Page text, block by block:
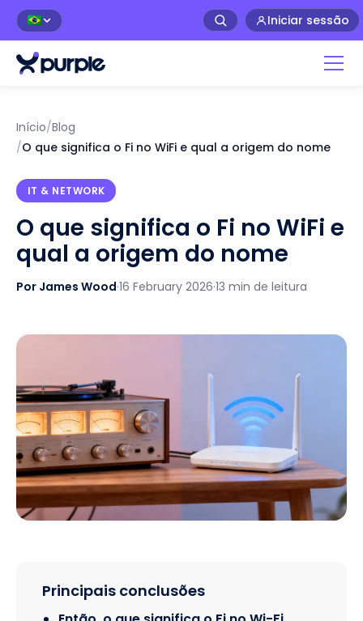
🇧🇷 Iniciar sessão
Início/Blog
/O que significa o Fi no WiFi e qual a origem do nome
IT & NETWORK
O que significa o Fi no WiFi e
qual a origem do nome
Por James Wood·16 February 2026·13 min de leitura
Principais conclusões